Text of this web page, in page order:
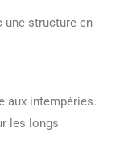
une structure en
aux intempéries.
les longs